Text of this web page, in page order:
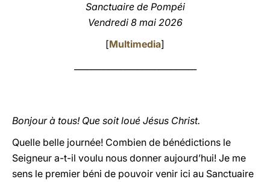
Sanctuaire de Pompéi
Vendredi 8 mai 2026
[Multimedia]
Bonjour à tous! Que soit loué Jésus Christ.
Quelle belle journée! Combien de bénédictions le
Seigneur a-t-il voulu nous donner aujourd’hui! Je me
sens le premier béni de pouvoir venir ici au Sanctuaire